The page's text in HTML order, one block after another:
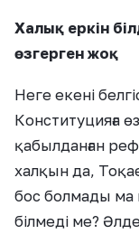
Халық еркін
өзгерген жоқ
Неге екені
Конституцияға
қабылданған
халқын да,
бос болмады ма
білмеді ме?